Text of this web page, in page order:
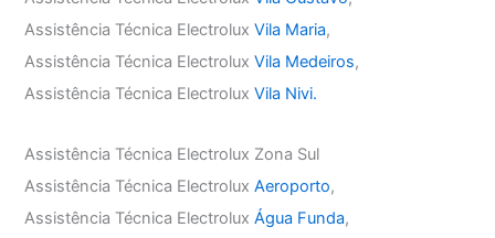
Assistência Técnica ElectroluxVila Maria,
Assistência Técnica ElectroluxVila Medeiros,
Assistência Técnica ElectroluxVila Nivi.
Assistência Técnica Electrolux Zona Sul
Assistência Técnica ElectroluxAeroporto,
Assistência Técnica ElectroluxÁgua Funda,